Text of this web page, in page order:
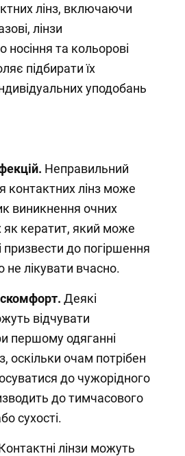
лінз, включаючи
лінзи
носіння та кольорові
підбирати їх
уподобань
Неправильний
контактних лінз може
виникнення очних
як кератит, який може
до погіршення
не лікувати вчасно.
Деякі
відчувати
першому одяганні
оскільки очам потрібен
до чужорідного
до тимчасового
сухості.
лінзи можуть